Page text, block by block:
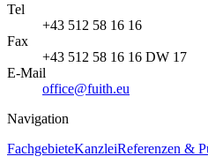
Tel
+43 512 58 16 16
Fax
+43 512 58 16 16 DW 17
E-Mail
office@fuith.eu
Navigation
FachgebieteKanzleiReferenzen &